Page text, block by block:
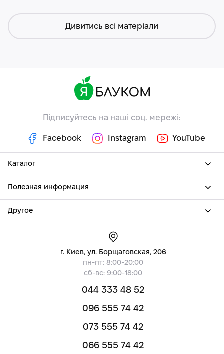
Дивитись всі матеріали
Підписуйтесь на наші соц. мережі:
Facebook Instagram YouTube
Каталог
Полезная информация
Другое
г. Киев, ул. Борщаговская, 206
пн-пт: 8:00-20:00
сб-вс: 9:00-18:00
044 333 48 52
096 555 74 42
073 555 74 42
066 555 74 42